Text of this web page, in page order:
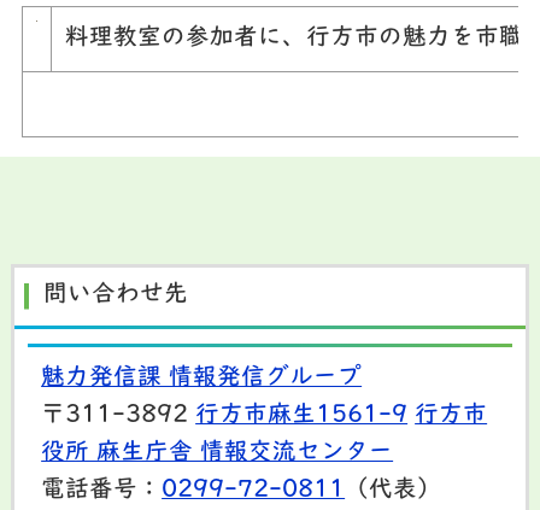
料理教室の参加者に、行方市の魅力を市職
問い合わせ先
魅力発信課 情報発信グループ
〒311-3892 行方市麻生1561-9 行方市
役所 麻生庁舎 情報交流センター
電話番号： 0299-72-0811
（代表）